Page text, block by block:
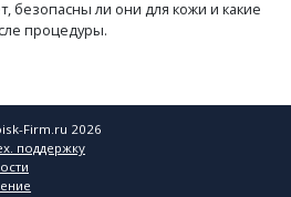
безопасны ли они для кожи и какие
процедуры.
Firm.ru 2026
поддержку